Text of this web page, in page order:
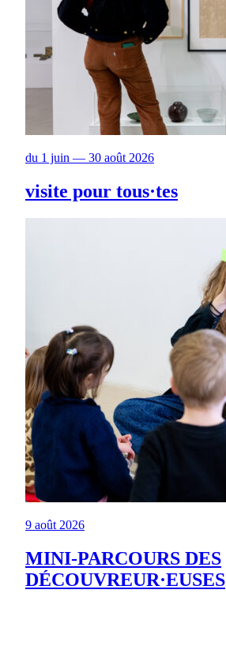
du 1 juin — 30 août 2026
visite pour tous·tes
9 août 2026
MINI-PARCOURS DES
DÉCOUVREUR·EUSES